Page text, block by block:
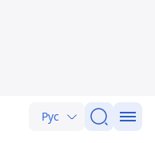
Рус